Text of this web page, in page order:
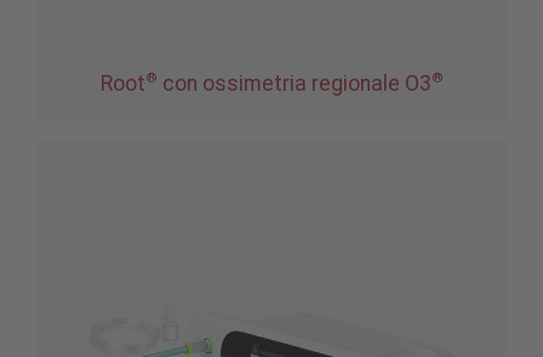
Root® con ossimetria regionale O3®